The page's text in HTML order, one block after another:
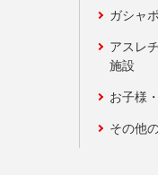
ガシャ
アスレ
施設
お子様
その他